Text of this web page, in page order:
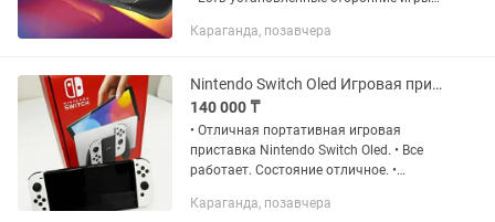
проблем. • Память: 1000 Гб. • Звоните,
Караганда, позавчера
Nintendo Switch Oled Игровая приставка Нинтендо Свич Олед для игр нинтендо
140 000 ₸
• Отличная портативная игровая
приставка Nintendo Switch Oled. • Все
работает. Состояние отличное. •
сони плейстейшн подключив к
Караганда, позавчера